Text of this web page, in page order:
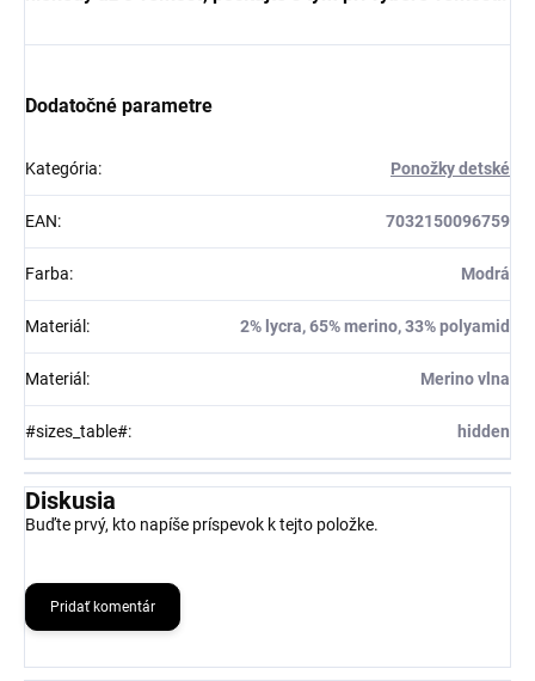
Dodatočné parametre
Kategória: Ponožky detské
EAN: 7032150096759
Farba: Modrá
Materiál: 2% lycra, 65% merino, 33% polyamid
Materiál: Merino vlna
#sizes_table#: hidden
Diskusia
Buďte prvý, kto napíše príspevok k tejto položke.
Pridať komentár